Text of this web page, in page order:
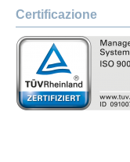
Certificazione